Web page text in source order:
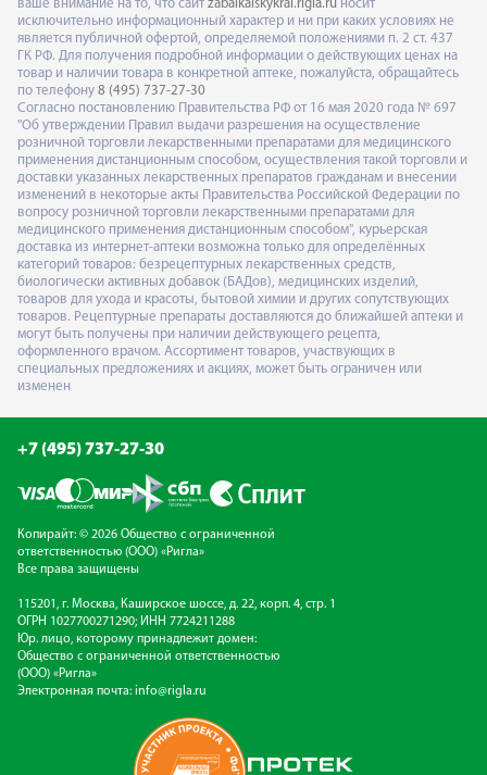
ваше внимание на то, что сайт zabaikalskykrai.rigla.ru носит
исключительно информационный характер и ни при каких условиях не
является публичной офертой, определяемой положениями п. 2 ст. 437
ГК РФ. Для получения подробной информации о действующих ценах на
товар и наличии товара в конкретной аптеке, пожалуйста, обращайтесь
по телефону 8 (495) 737-27-30
Согласно постановлению Правительства РФ от 16 мая 2020 года № 697
"Об утверждении Правил выдачи разрешения на осуществление
розничной торговли лекарственными препаратами для медицинского
применения дистанционным способом, осуществления такой торговли и
доставки указанных лекарственных препаратов гражданам и внесении
изменений в некоторые акты Правительства Российской Федерации по
вопросу розничной торговли лекарственными препаратами для
медицинского применения дистанционным способом", курьерская
доставка из интернет-аптеки возможна только для определённых
категорий товаров: безрецептурных лекарственных средств,
биологически активных добавок (БАДов), медицинских изделий,
товаров для ухода и красоты, бытовой химии и других сопутствующих
товаров. Рецептурные препараты доставляются до ближайшей аптеки и
могут быть получены при наличии действующего рецепта,
оформленного врачом. Ассортимент товаров, участвующих в
специальных предложениях и акциях, может быть ограничен или
изменен
+7 (495) 737-27-30
Копирайт: © 2026 Общество с ограниченной
ответственностью (ООО) «Ригла»
Все права защищены
115201, г. Москва, Каширское шоссе, д. 22, корп. 4, стр. 1
ОГРН 1027700271290; ИНН 7724211288
Юр. лицо, которому принадлежит домен:
Общество с ограниченной ответственностью
(ООО) «Ригла»
Электронная почта: info@rigla.ru